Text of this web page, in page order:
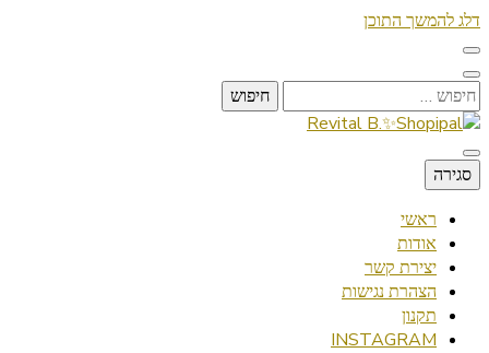
דלג להמשך התוכן
חיפוש:
Revital B.✨Shopipal
Lifestyle ✦ Beauty ✦ Vegan ✦ Travel
סגירה
ראשי
אודות
יצירת קשר
הצהרת נגישות
תקנון
INSTAGRAM